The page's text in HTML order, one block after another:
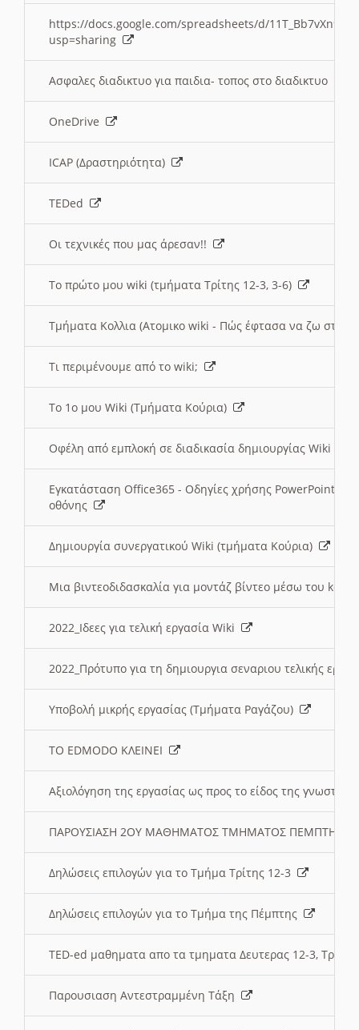
https://docs.google.com/spreadsheets/d/
usp=sharing
Ασφαλες διαδικτυο για παιδια- τοπος στο διαδικτυο
OneDrive
ICAP (Δραστηριότητα)
TEDed
Οι τεχνικές που μας άρεσαν!!
Το πρώτο μου wiki (τμήματα Τρίτης 12-3, 3-6)
Τμήματα Κολλια (Ατομικο wiki - Πώς έφτασα να ζω στην
Τι περιμένουμε από το wiki;
Το 1ο μου Wiki (Τμήματα Κούρια)
Οφέλη από εμπλοκή σε διαδικασία δημιουργίας Wiki
Εγκατάσταση Office365 - Οδηγίες χρήσης PowerPoint
οθόνης
Δημιουργία συνεργατικού Wiki (τμήματα Κούρια)
Μια βιντεοδιδασκαλία για μοντάζ βίντεο μέσω του
2022_Ιδεες για τελική εργασία Wiki
2022_Πρότυπο για τη δημιουργια σεναριου τελικής
Υποβολή μικρής εργασίας (Τμήματα Ραγάζου)
ΤΟ EDMODO ΚΛΕΙΝΕΙ
Αξιολόγηση της εργασίας ως προς το είδος της
ΠΑΡΟΥΣΙΑΣΗ 2ΟΥ ΜΑΘΗΜΑΤΟΣ ΤΜΗΜΑΤΟΣ
Δηλώσεις επιλογών για το Τμήμα Τρίτης 12-3
Δηλώσεις επιλογών για το Τμήμα της Πέμπτης
TED-ed μαθηματα απο τα τμηματα Δευτερας 12-3,
Παρουσιαση Αντεστραμμένη Τάξη